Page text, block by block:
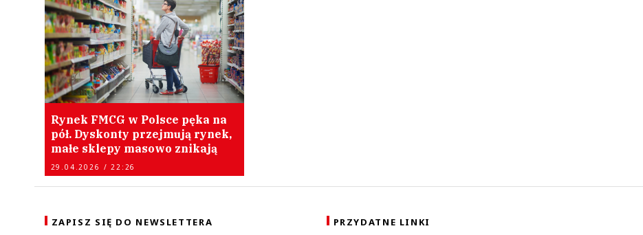
Rynek FMCG w Polsce pęka na
pół. Dyskonty przejmują rynek,
małe sklepy masowo znikają
29.04.2026 / 22:26
ZAPISZ SIĘ DO NEWSLETTERA PRZYDATNE LINKI